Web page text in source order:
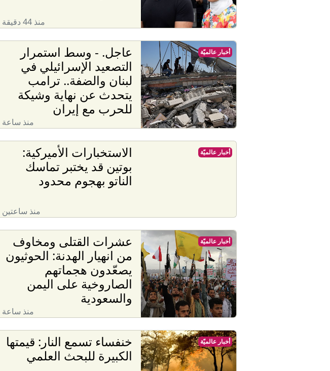
منذ 44 دقيقة
عاجل. - وسط استمرار
التصعيد الإسرائيلي في
لبنان والضفة.. ترامب
يتحدث عن نهاية وشيكة
للحرب مع إيران
منذ ساعة
أخبار عالميّة
الاستخبارات الأميركية:
بوتين قد يختبر تماسك
الناتو بهجوم محدود
منذ ساعتين
أخبار عالميّة
عشرات القتلى ومخاوف
من انهيار الهدنة: الحوثيون
يصعّدون هجماتهم
الصاروخية على اليمن
والسعودية
منذ ساعة
أخبار عالميّة
خنفساء تسمع النار: قيمتها
الكبيرة للبحث العلمي
أخبار عالميّة